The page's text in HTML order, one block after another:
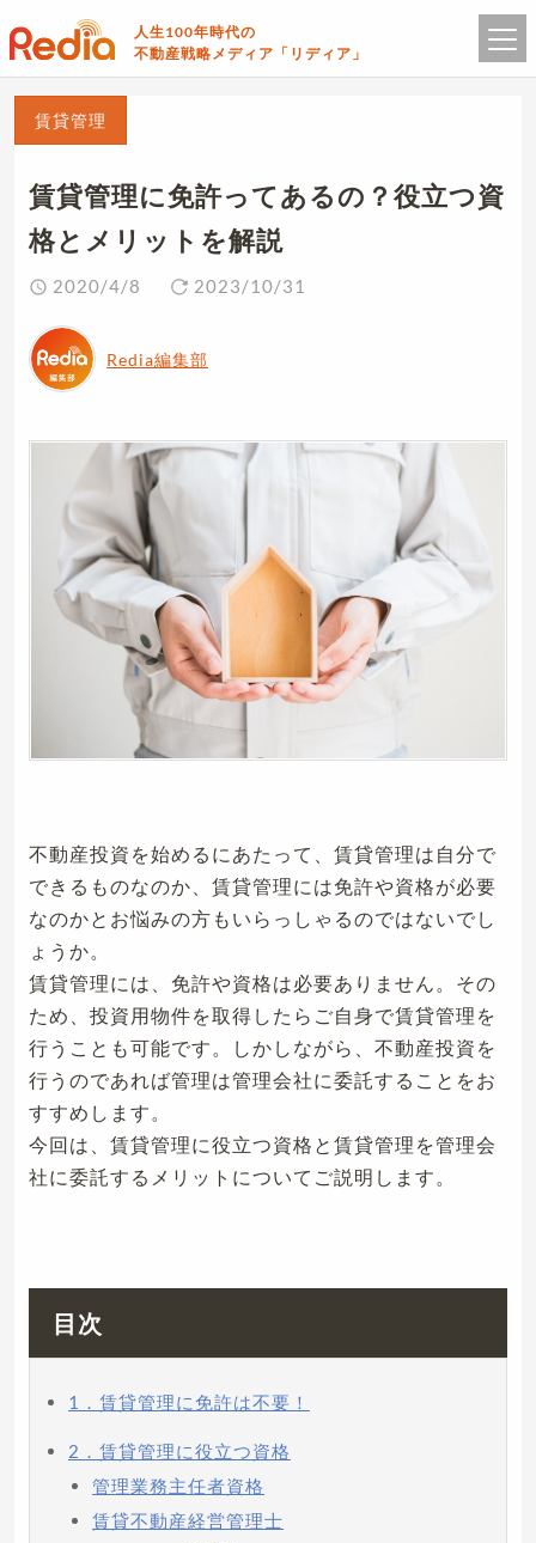
人生100年時代の
不動産戦略メディア「リディア」
賃貸管理
賃貸管理に免許ってあるの？役立つ資
格とメリットを解説
2020/4/8 2023/10/31
Redia編集部
不動産投資を始めるにあたって、賃貸管理は自分で
できるものなのか、賃貸管理には免許や資格が必要
なのかとお悩みの方もいらっしゃるのではないでし
ょうか。
賃貸管理には、免許や資格は必要ありません。その
ため、投資用物件を取得したらご自身で賃貸管理を
行うことも可能です。しかしながら、不動産投資を
行うのであれば管理は管理会社に委託することをお
すすめします。
今回は、賃貸管理に役立つ資格と賃貸管理を管理会
社に委託するメリットについてご説明します。
目次
1．賃貸管理に免許は不要！
2．賃貸管理に役立つ資格
管理業務主任者資格
賃貸不動産経営管理士